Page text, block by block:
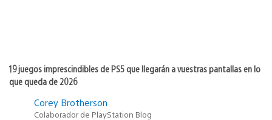
19 juegos imprescindibles de PS5 que llegarán a vuestras pantallas en lo
que queda de 2026
Corey Brotherson
Colaborador de PlayStation Blog